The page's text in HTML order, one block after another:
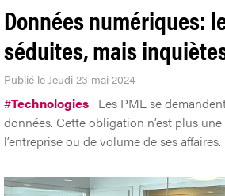
Données numériques:
séduites, mais
Publié le Jeudi 23 mai 2024
#Technologies Les PME se
données. Cette obligation n’est plus
l’entreprise ou de volume de ses affaires.